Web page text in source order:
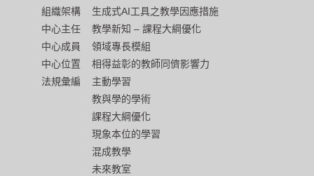
組織架構
中心主任
中心成員
中心位置
法規彙編
生成式AI工具之教學因應措施
教學新知 – 課程大綱優化
領域專長模組
相得益彰的教師同儕影響力
主動學習
教與學的學術
課程大綱優化
現象本位的學習
混成教學
未來教室